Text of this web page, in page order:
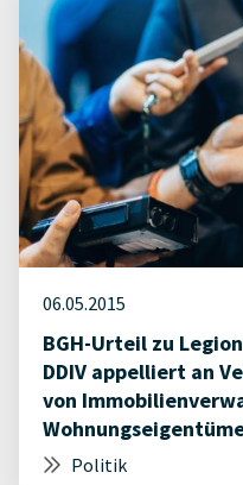
06.05.2015
BGH-Urteil zu
DDIV appelliert an
von
Politik